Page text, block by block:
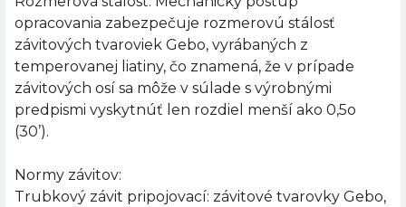
opracovania zabezpečuje rozmerovú stálosť
závitových tvaroviek Gebo, vyrábaných z
temperovanej liatiny, čo znamená, že v prípade
závitových osí sa môže v súlade s výrobnými
predpismi vyskytnúť len rozdiel menší ako 0,5o
(30’).
Normy závitov:
Trubkový závit pripojovací: závitové tvarovky Gebo,